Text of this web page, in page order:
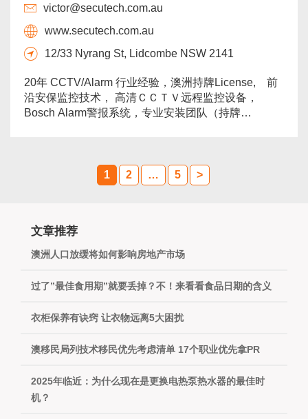
victor@secutech.com.au
www.secutech.com.au
12/33 Nyrang St, Lidcombe NSW 2141
20年 CCTV/Alarm 行业经验，澳洲持牌License, 前
沿安保监控技术， 高清ＣＣＴＶ远程监控设备，
Bosch Alarm警报系统，专业安装团队（持牌
1
2 … 5 >
文章推荐
澳洲人口放缓将如何影响房地产市场
过了”最佳食用期”就要丢掉？不！来看看食品日期的含义
衣柜保养有诀窍 让衣物远离5大困扰
澳移民局列技术移民优先考虑清单 17个职业优先拿PR
2025年临近：为什么现在是更换电热泵热水器的最佳时
机？